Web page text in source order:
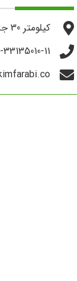
کیلومتر 30 جاده اهواز - آبادان
33135010-11